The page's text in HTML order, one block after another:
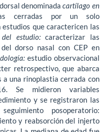
denominadacartílago en
cerradas por un solo
que caractericen las
del estudio:caracterizar las
dorso nasal con CEP en
estudio observa­cional
retrospectivo, que abarca
una rinoplastia cerrada con
Se midieron variables
y se registraron las
posoperatorio:
y reabsorción del injerto